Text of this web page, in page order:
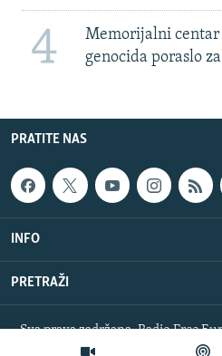
4
Memorijalni centar
genocida poraslo
PRATITE NAS
INFO
PRETRAŽI
Sva prava zadržana. Radio Free
RFE/RL, Inc.